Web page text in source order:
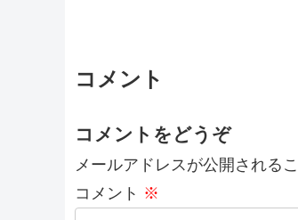
コメント
コメントをどうぞ
メールアドレスが公開される
コメント ※